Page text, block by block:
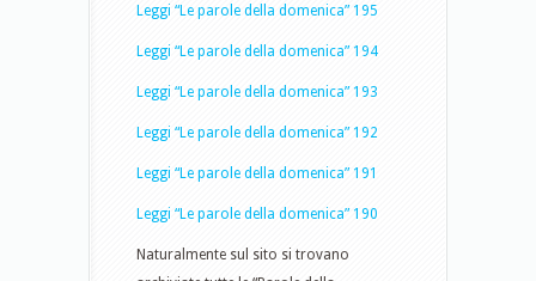
Leggi “Le parole della domenica” 195
Leggi “Le parole della domenica” 194
Leggi “Le parole della domenica” 193
Leggi “Le parole della domenica” 192
Leggi “Le parole della domenica” 191
Leggi “Le parole della domenica” 190
Naturalmente sul sito si trovano